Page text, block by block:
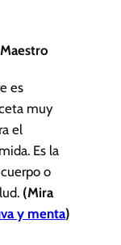
es
muy
el
Es la
o
(Mira
y menta)